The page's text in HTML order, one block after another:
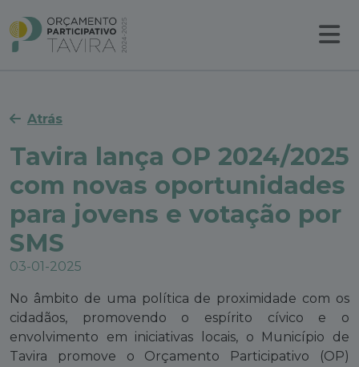
Atrás
Tavira lança OP 2024/2025
com novas oportunidades
para jovens e votação por
SMS
03-01-2025
No âmbito de uma política de proximidade com os
cidadãos, promovendo o espírito cívico e o
envolvimento em iniciativas locais, o Município de
Tavira promove o Orçamento Participativo (OP)